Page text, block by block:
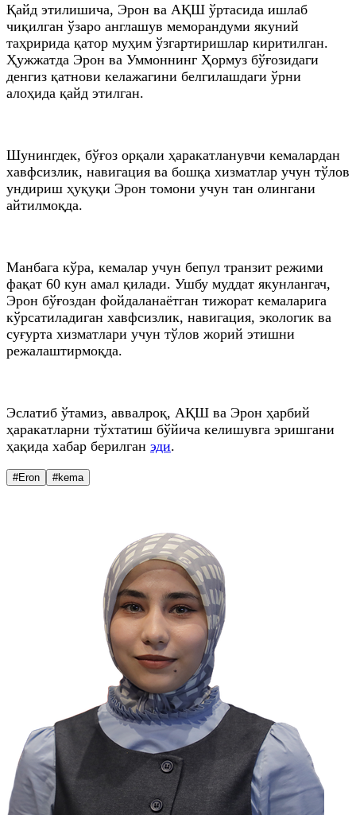
Қайд этилишича, Эрон ва АҚШ ўртасида ишлаб
чиқилган ўзаро англашув меморандуми якуний
таҳририда қатор муҳим ўзгартиришлар киритилган.
Ҳужжатда Эрон ва Уммоннинг Ҳормуз бўғозидаги
денгиз қатнови келажагини белгилашдаги ўрни
алоҳида қайд этилган.
Шунингдек, бўғоз орқали ҳаракатланувчи кемалардан
хавфсизлик, навигация ва бошқа хизматлар учун тўлов
ундириш ҳуқуқи Эрон томони учун тан олингани
айтилмоқда.
Манбага кўра, кемалар учун бепул транзит режими
фақат 60 кун амал қилади. Ушбу муддат якунлангач,
Эрон бўғоздан фойдаланаётган тижорат кемаларига
кўрсатиладиган хавфсизлик, навигация, экологик ва
суғурта хизматлари учун тўлов жорий этишни
режалаштирмоқда.
Эслатиб ўтамиз, аввалроқ, АҚШ ва Эрон ҳарбий
ҳаракатларни тўхтатиш бўйича келишувга эришгани
ҳақида хабар берилган эди.
#Eron #kema